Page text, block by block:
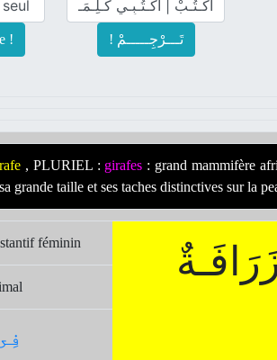
! ! تَـــرْجِـــــمْ
, PLURIEL : girafes : grand mammifère
grande taille et ses taches distinctives sur la
féminin